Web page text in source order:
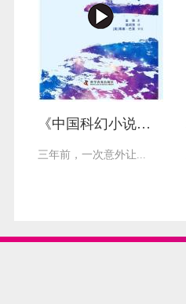
《中国科幻小说精选之月光岛》
三年前，一次意外让...